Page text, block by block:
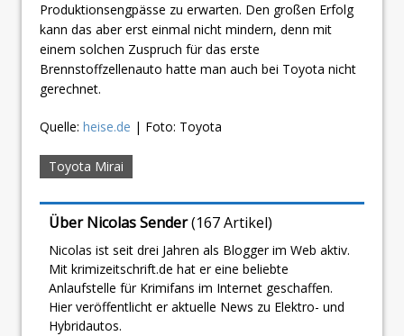
Produktionsengpässe zu erwarten. Den großen Erfolg
kann das aber erst einmal nicht mindern, denn mit
einem solchen Zuspruch für das erste
Brennstoffzellenauto hatte man auch bei Toyota nicht
gerechnet.
Quelle: heise.de | Foto: Toyota
Toyota Mirai
Über Nicolas Sender(167 Artikel)
Nicolas ist seit drei Jahren als Blogger im Web aktiv.
Mit krimizeitschrift.de hat er eine beliebte
Anlaufstelle für Krimifans im Internet geschaffen.
Hier veröffentlicht er aktuelle News zu Elektro- und
Hybridautos.